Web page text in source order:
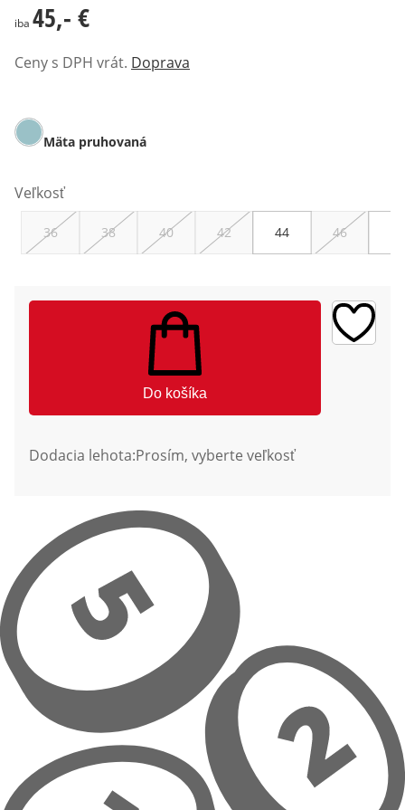
45,- €
iba 45,- €
Ceny s DPH vrát. Doprava
Mäta pruhovaná
Veľkosť
36 38 40 42 44 46
Do košíka
Dodacia lehota:Prosím, vyberte veľkosť